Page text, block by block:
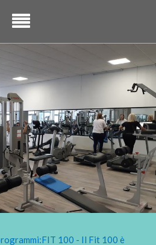
100 - Il Fit 100 è